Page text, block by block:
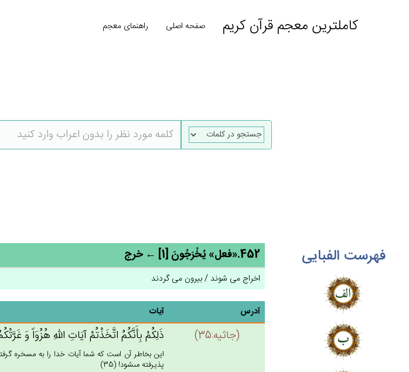
کاملترین معجم قرآن کریم صفحه اصلی راهنمای معجم
فهرست الفبایی 452.«فعل» يُخْرَجُون‌َ [1] ← خرج
اخراج می شوند / بیرون می گردند
آدرس آیات
(جاثيه:35) ذَلِكُمْ‌ بِأَنَّكُم‌ُ اتَّخَذْتُم‌ْ آيَات‌ِ الله‌ِ هُزُوَاً وَ
اين بخاطر آن است كه شما آيات خدا را به مسخره
پذيرفته مى‏شود! (35)